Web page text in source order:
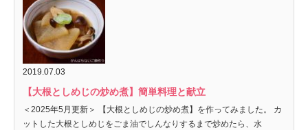
2019.07.03
【大根としめじの炒め煮】簡単料理と献立
＜2025年5月更新＞ 【大根としめじの炒め煮】を作ってみました。 カ
ットした大根としめじをごま油でしんなりするまで炒めたら、水